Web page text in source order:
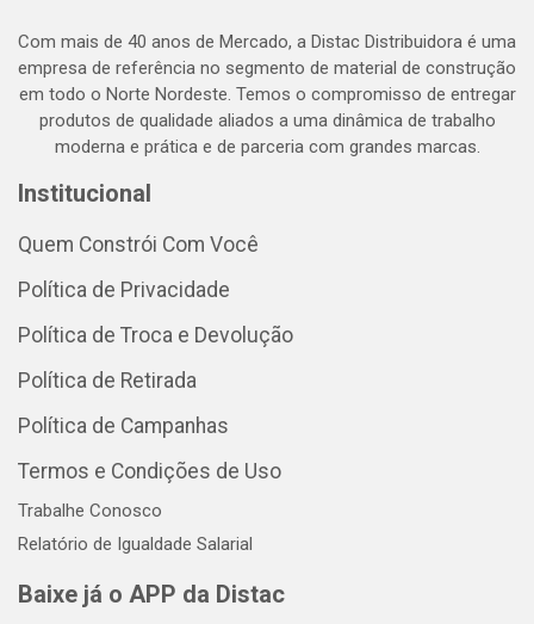
Com mais de 40 anos de Mercado, a Distac Distribuidora é uma
empresa de referência no segmento de material de construção
em todo o Norte Nordeste. Temos o compromisso de entregar
produtos de qualidade aliados a uma dinâmica de trabalho
moderna e prática e de parceria com grandes marcas.
Institucional
Quem Constrói Com Você
Política de Privacidade
Política de Troca e Devolução
Política de Retirada
Política de Campanhas
Termos e Condições de Uso
Trabalhe Conosco
Relatório de Igualdade Salarial
Baixe já o APP da Distac